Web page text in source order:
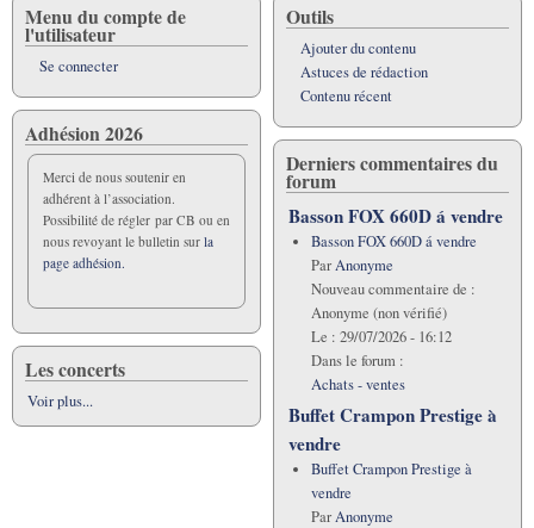
Menu du compte de
l'utilisateur
Se connecter
Adhésion 2026
Merci de nous soutenir en
adhérent à l’association.
Possibilité de régler par CB ou en
nous revoyant le bulletin sur la
page adhésion.
Les concerts
Voir plus...
Outils
Ajouter du contenu
Astuces de rédaction
Contenu récent
Derniers commentaires du
forum
Basson FOX 660D á vendre
Basson FOX 660D á vendre
ParAnonyme
Nouveau commentaire de :
Anonyme (non vérifié)
Le : 29/07/2026 - 16:12
Dans le forum :
Achats - ventes
Buffet Crampon Prestige à
vendre
Buffet Crampon Prestige à
vendre
ParAnonyme